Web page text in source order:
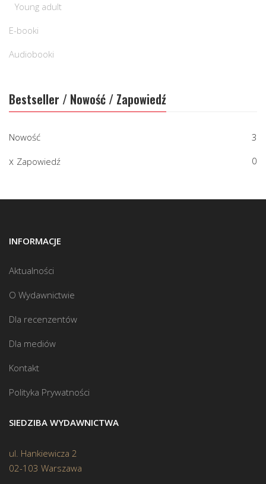
Young adult
E-booki
Audiobooki
Bestseller / Nowość / Zapowiedź
Nowość 3
Zapowiedź 0
INFORMACJE
Aktualności
O Wydawnictwie
Dla recenzentów
Dla mediów
Kontakt
Polityka Prywatności
SIEDZIBA WYDAWNICTWA
ul. Hankiewicza 2
02-103 Warszawa